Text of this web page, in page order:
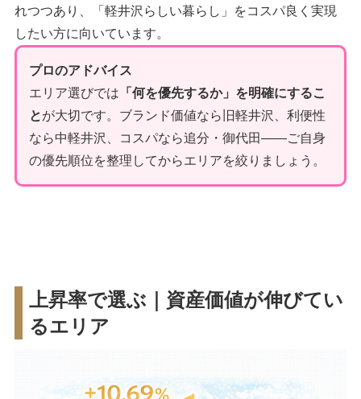
れつつあり、「軽井沢らしい暮らし」をコスパ良く実現
したい方に向いています。
プロのアドバイス
エリア選びでは 「何を優先するか」を明確にするこ
とが大切です。ブランド価値なら旧軽井沢、利便性
なら中軽井沢、コスパなら追分・御代田——ご自身
の優先順位を整理してからエリアを絞りましょう。
上昇率で選ぶ｜資産価値が伸びてい
るエリア